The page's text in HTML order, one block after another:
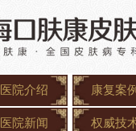
医院介绍 康复案
医院新闻 权威技